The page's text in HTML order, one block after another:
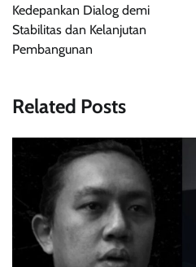
Kedepankan Dialog demi
Stabilitas dan Kelanjutan
Pembangunan
Related Posts